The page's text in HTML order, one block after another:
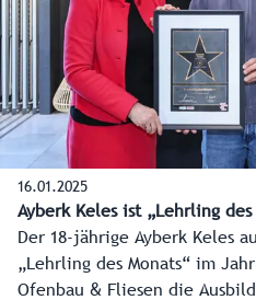
16.01.2025
Ayberk Keles ist „Lehrling des
Der 18-jährige Ayberk Keles
„Lehrling des Monats“ im
Ofenbau & Fliesen die